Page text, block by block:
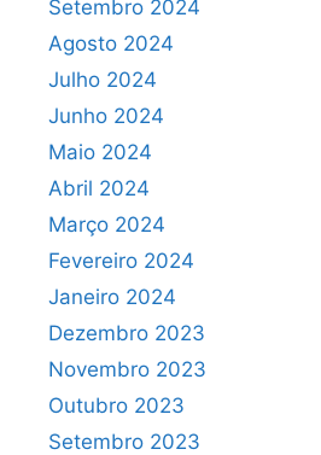
Setembro 2024
Agosto 2024
Julho 2024
Junho 2024
Maio 2024
Abril 2024
Março 2024
Fevereiro 2024
Janeiro 2024
Dezembro 2023
Novembro 2023
Outubro 2023
Setembro 2023